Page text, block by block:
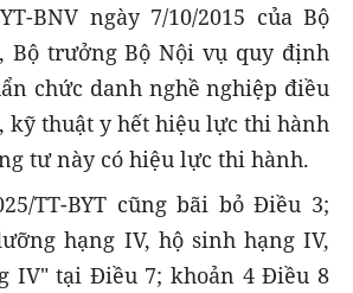
BNV ngày 7/10/2015 của Bộ
Bộ trưởng Bộ Nội vụ quy định
chức danh nghề nghiệp điều
kỹ thuật y hết hiệu lực thi hành
tư này có hiệu lực thi hành.
TT-BYT cũng bãi bỏ Điều 3;
hạng IV, hộ sinh hạng IV,
IV" tại Điều 7; khoản 4 Điều 8